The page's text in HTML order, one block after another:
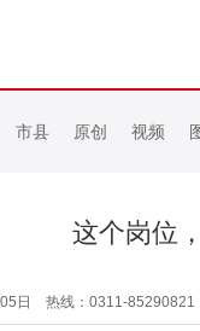
市县 原创 视频
这个岗位
05日 热线：0311-85290821